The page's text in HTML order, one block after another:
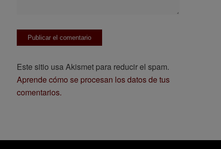
Este sitio usa Akismet para reducir el spam.
Aprende cómo se procesan los datos de tus
comentarios.